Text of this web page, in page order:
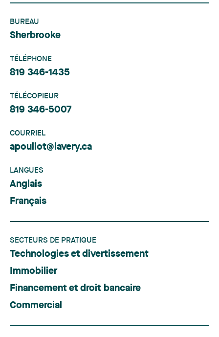
BUREAU
Sherbrooke
TÉLÉPHONE
819 346-1435
TÉLÉCOPIEUR
819 346-5007
COURRIEL
apouliot@lavery.ca
LANGUES
Anglais
Français
SECTEURS DE PRATIQUE
Technologies et divertissement
Immobilier
Financement et droit bancaire
Commercial